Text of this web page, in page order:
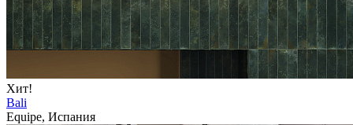
Хит!
Bali
Equipe, Испания